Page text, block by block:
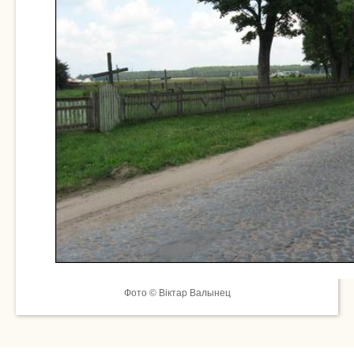
Фото © Віктар Валынец